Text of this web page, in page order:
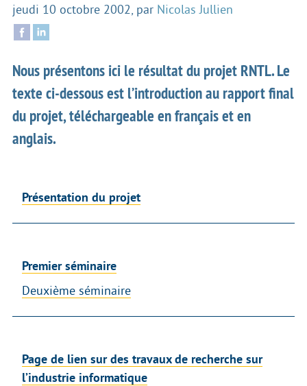
jeudi 10 octobre 2002, par Nicolas Jullien
Nous présentons ici le résultat du projet RNTL. Le
texte ci-dessous est l’introduction au rapport final
du projet, téléchargeable en français et en
anglais.
Présentation du projet
Premier séminaire
Deuxième séminaire
Page de lien sur des travaux de recherche sur
l’industrie informatique